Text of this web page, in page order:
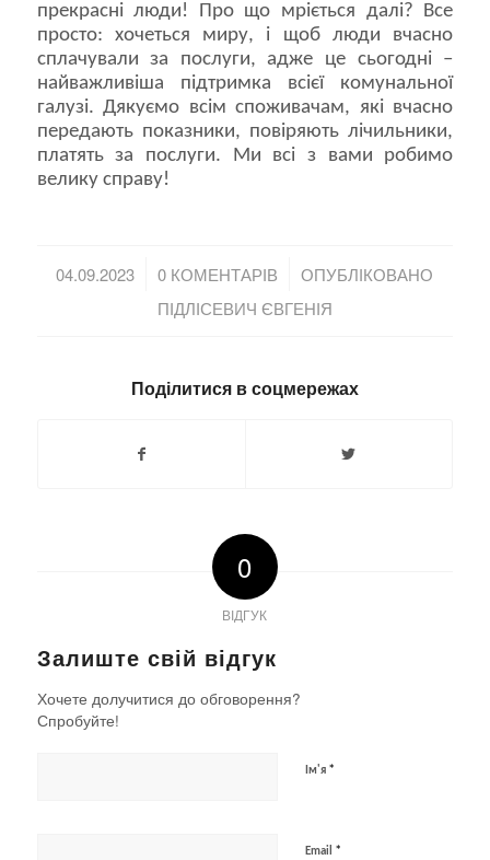
прекрасні люди! Про що мріється далі? Все
просто: хочеться миру, і щоб люди вчасно
сплачували за послуги, адже це сьогодні –
найважливіша підтримка всієї комунальної
галузі. Дякуємо всім споживачам, які вчасно
передають показники, повіряють лічильники,
платять за послуги. Ми всі з вами робимо
велику справу!
04.09.2023
/ 0 КОМЕНТАРІВ
/
ОПУБЛІКОВАНО
ПІДЛІСЕВИЧ ЄВГЕНІЯ
Поділитися в соцмережах
0
ВІДГУК
Залиште свій відгук
Хочете долучитися до обговорення?
Спробуйте!
Ім'я *
Email *